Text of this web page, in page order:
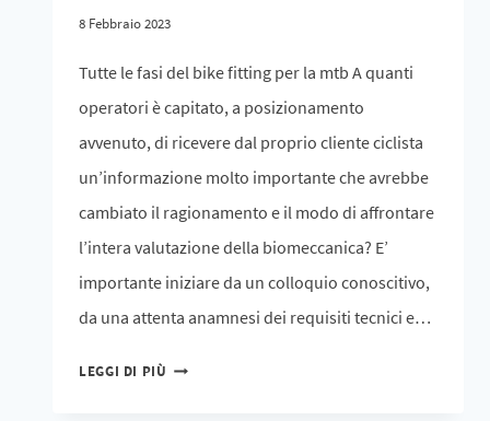
8 Febbraio 2023
Tutte le fasi del bike fitting per la mtb A quanti
operatori è capitato, a posizionamento
avvenuto, di ricevere dal proprio cliente ciclista
un’informazione molto importante che avrebbe
cambiato il ragionamento e il modo di affrontare
l’intera valutazione della biomeccanica? E’
importante iniziare da un colloquio conoscitivo,
da una attenta anamnesi dei requisiti tecnici e…
LEGGI DI PIÙ